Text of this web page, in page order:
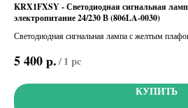
KRX1FXSY - Светодиодная сигнальная
электропитание 24/230 В (806LA-0030)
Светодиодная сигнальная лампа с желтым
5 400р./1 pc
КУПИТЬ